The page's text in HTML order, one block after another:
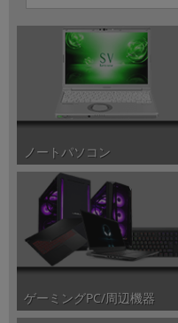
ノートパソコン
ゲーミングPC/周辺機器